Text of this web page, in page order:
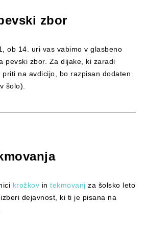
zbor
ob 14. uri vas vabimo v glasbeno
pevski zbor. Za dijake, ki zaradi
na avdicijo, bo razpisan dodaten
šolo).
krožkov in tekmovanj za šolsko leto
dejavnost, ki ti je pisana na